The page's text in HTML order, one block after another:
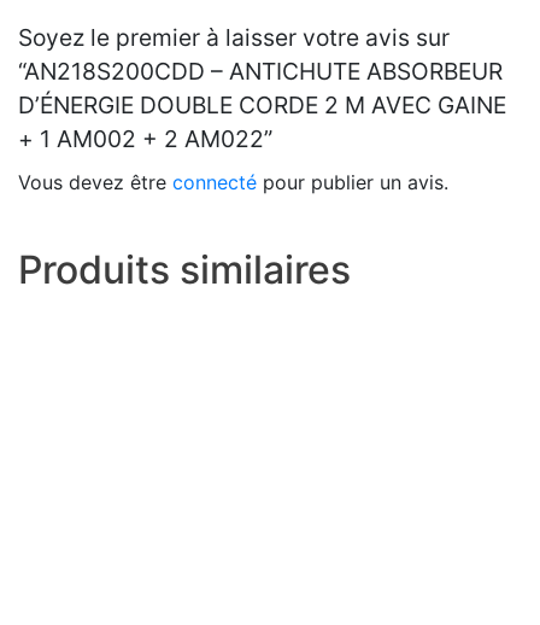
Soyez le premier à laisser votre avis sur
“AN218S200CDD – ANTICHUTE ABSORBEUR
D’ÉNERGIE DOUBLE CORDE 2 M AVEC GAINE
+ 1 AM002 + 2 AM022”
Vous devez être connecté pour publier un avis.
Produits similaires